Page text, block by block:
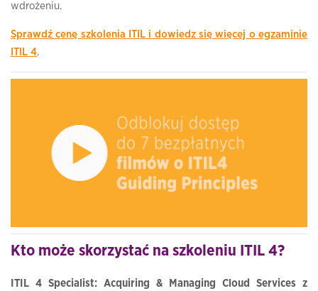
wdrożeniu.
Sprawdź cenę szkolenia ITIL i dowiedz się więcej o egzaminie
ITIL 4.
Kto może skorzystać na szkoleniu ITIL 4?
ITIL 4 Specialist: Acquiring & Managing Cloud Services z